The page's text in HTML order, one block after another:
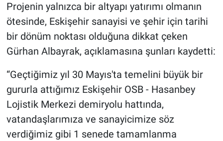
Projenin yalnızca bir altyapı yatırımı olmanın
ötesinde, Eskişehir sanayisi ve şehir için tarihi
bir dönüm noktası olduğuna dikkat çeken
Gürhan Albayrak, açıklamasına şunları kaydetti:
“Geçtiğimiz yıl 30 Mayıs'ta temelini büyük bir
gururla attığımız Eskişehir OSB - Hasanbey
Lojistik Merkezi demiryolu hattında,
vatandaşlarımıza ve sanayicimize söz
verdiğimiz gibi 1 senede tamamlanma